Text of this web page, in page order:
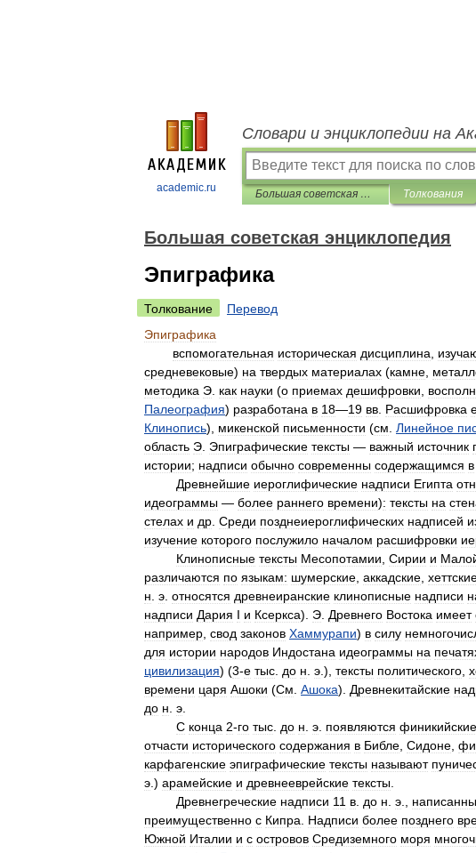
academic.ru
Словари и энциклопедии на
Большая советская энциклопедия Толкования
Большая советская энциклопедия
Эпиграфика
Толкование
Перевод
Эпиграфика
вспомогательная историческая дисциплина
средневековые) на твердых материалах (камне
методика Э как науки (о приемах дешифровки
Палеография) разработана в 18—19 вв Расшифровка
Клинопись), микенской письменности (см Линейное
область Э Эпиграфические тексты — важный источник
истории; надписи обычно современны содержащимся в
Древнейшие иероглифические надписи Египта
идеограммы — более раннего времени): тексты на
стелах и др Среди позднеиероглифических надписей
изучение которого послужило началом расшифровки
Клинописные тексты Месопотамии Сирии и
различаются по языкам: шумерские аккадские
н э относятся древнеиранские клинописные надписи
надписи Дария I и Ксеркса). Э Древнего Востока имеет
например свод законов Хаммурапи) в силу
для истории народов Индостана идеограммы на
цивилизация) (3-е тыс до н э .), тексты политического
времени царя Ашоки (См Ашока). Древнекитайские
до н э
С конца 2-го тыс до н э появляются финикийские
отчасти исторического содержания в Библе Сидоне
карфагенские эпиграфические тексты называют
э .) арамейские и древнееврейские тексты
Древнегреческие надписи 11 в до н э
преимущественно с Кипра Надписи более позднего
Южной Италии и с островов Средиземного моря